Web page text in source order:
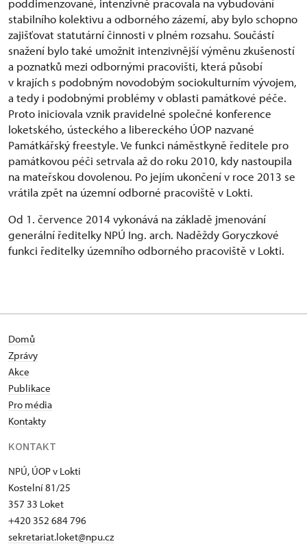
poddimenzované, intenzivně pracovala na vybudování
stabilního kolektivu a odborného zázemí, aby bylo schopno
zajišťovat statutární činnosti v plném rozsahu. Součástí
snažení bylo také umožnit intenzivnější výměnu zkušeností
a poznatků mezi odbornými pracovišti, která působí
v krajích s podobným novodobým sociokulturním vývojem,
a tedy i podobnými problémy v oblasti památkové péče.
Proto iniciovala vznik pravidelné společné konference
loketského, ústeckého a libereckého ÚOP nazvané
Památkářský freestyle. Ve funkci náměstkyně ředitele pro
památkovou péči setrvala až do roku 2010, kdy nastoupila
na mateřskou dovolenou. Po jejím ukončení v roce 2013 se
vrátila zpět na územní odborné pracoviště v Lokti.
Od 1. července 2014 vykonává na základě jmenování
generální ředitelky NPÚ Ing. arch. Naděždy Goryczkové
funkci ředitelky územního odborného pracoviště v Lokti.
Domů
Zprávy
Akce
Publikace
Pro média
Kontakty
KONTAKT
NPÚ, ÚOP v Lokti
Kostelní 81/25
357 33 Loket
+420 352 684 796
sekretariat.loket@npu.cz